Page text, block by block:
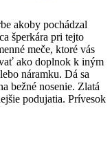
akoby pochádzal
šperkára pri tejto
meče, ktoré vás
ako doplnok k iným
náramku. Dá sa
bežné nosenie. Zlatá
podujatia. Prívesok